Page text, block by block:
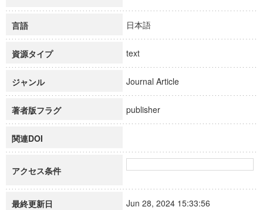
言語 日本語
資源タイプ text
ジャンル Journal Article
著者版フラグ publisher
関連DOI
アクセス条件
最終更新日 Jun 28, 2024 15:33:56